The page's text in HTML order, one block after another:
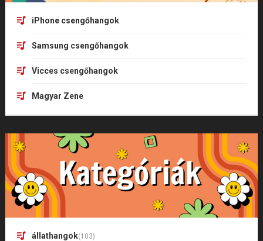
iPhone csengőhangok
Samsung csengőhangok
Vicces csengőhangok
Magyar Zene
állathangok(103)